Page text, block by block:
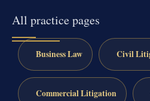
All practice pages
Business Law Civil
Commercial Litigation